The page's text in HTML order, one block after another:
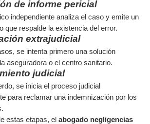
de informe pericial
independiente analiza el caso y emite un
que respalde la existencia del error.
extrajudicial
se intenta primero una solución
aseguradora o el centro sanitario.
judicial
se inicia el proceso judicial
para reclamar una indemnización por los
estas etapas, el abogado negligencias